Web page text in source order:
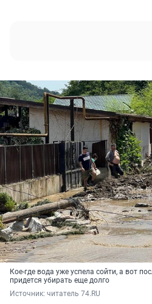
Кое-где вода уже успела сойти, а вот
придется убирать еще долго
Источник: читатель 74.RU